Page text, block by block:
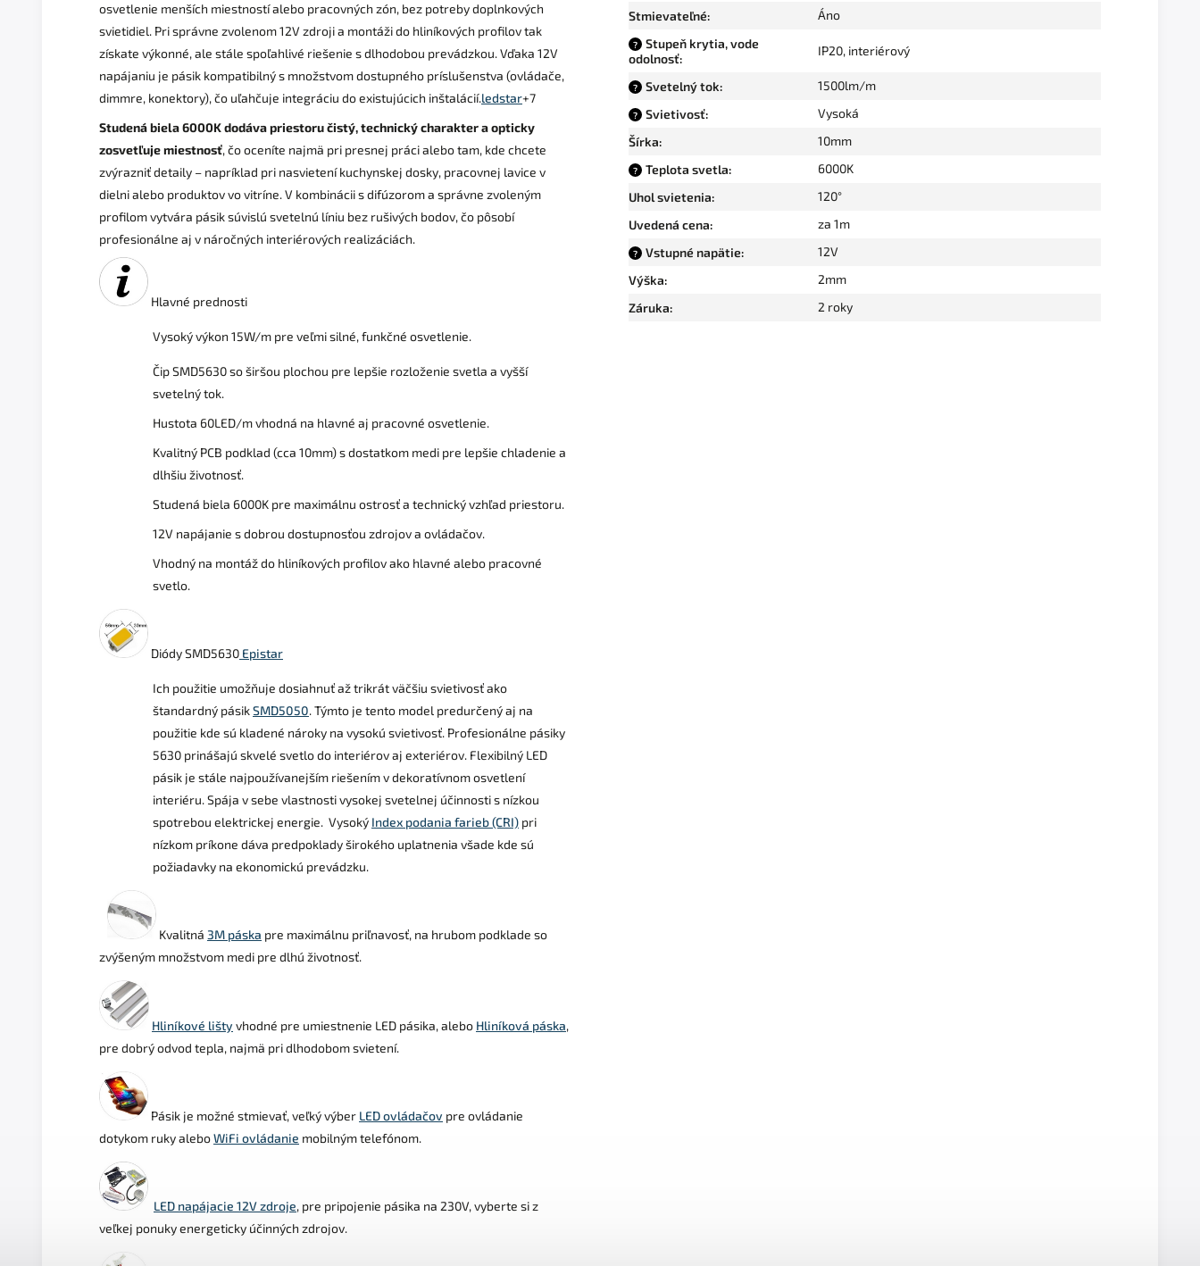
osvetlenie menších miestností alebo pracovných zón, bez potreby doplnkových
svietidiel. Pri správne zvolenom 12V zdroji a montáži do hliníkových profilov tak
získate výkonné, ale stále spoľahlivé riešenie s dlhodobou prevádzkou. Vďaka 12V
napájaniu je pásik kompatibilný s množstvom dostupného príslušenstva (ovládače,
dimmre, konektory), čo uľahčuje integráciu do existujúcich inštalácií.ledstar+7
Studená biela 6000K dodáva priestoru čistý, technický charakter a opticky
zosvetľuje miestnosť, čo oceníte najmä pri presnej práci alebo tam, kde chcete
zvýrazniť detaily – napríklad pri nasvietení kuchynskej dosky, pracovnej lavice v
dielni alebo produktov vo vitríne. V kombinácii s difúzorom a správne zvoleným
profilom vytvára pásik súvislú svetelnú líniu bez rušivých bodov, čo pôsobí
profesionálne aj v náročných interiérových realizáciách.
Hlavné prednosti
Vysoký výkon 15W/m pre veľmi silné, funkčné osvetlenie.
Čip SMD5630 so širšou plochou pre lepšie rozloženie svetla a vyšší
svetelný tok.
Hustota 60LED/m vhodná na hlavné aj pracovné osvetlenie.
Kvalitný PCB podklad (cca 10mm) s dostatkom medi pre lepšie chladenie a
dlhšiu životnosť.
Studená biela 6000K pre maximálnu ostrosť a technický vzhľad priestoru.
12V napájanie s dobrou dostupnosťou zdrojov a ovládačov.
Vhodný na montáž do hliníkových profilov ako hlavné alebo pracovné
svetlo.
Diódy SMD5630 Epistar
Ich použitie umožňuje dosiahnuť až trikrát väčšiu svietivosť ako
štandardný pásikSMD5050. Týmto je tento model predurčený aj na
použitie kde sú kladené nároky na vysokú svietivosť. Profesionálne pásiky
5630 prinášajú skvelé svetlo do interiérov aj exteriérov. Flexibilný LED
pásik je stále najpoužívanejším riešením v dekoratívnom osvetlení
interiéru. Spája v sebe vlastnosti vysokej svetelnej účinnosti s nízkou
spotrebou elektrickej energie. Vysoký Index podania farieb (CRI) pri
nízkom príkone dáva predpoklady širokého uplatnenia všade kde sú
požiadavky na ekonomickú prevádzku.
Kvalitná 3M páska pre maximálnu priľnavosť, na hrubom podklade so
zvýšeným množstvom medi pre dlhú životnosť.
Hliníkové lišty vhodné pre umiestnenie LED pásika, alebo Hliníková páska,
pre dobrý odvod tepla, najmä pri dlhodobom svietení.
Pásik je možné stmievať, veľký výber LED ovládačov pre ovládanie
dotykom ruky aleboWiFi ovládanie mobilným telefónom.
LED napájacie 12V zdroje, pre pripojenie pásika na 230V, vyberte si z
veľkej ponukyenergeticky účinných zdrojov.
Stmievateľné: Áno
?
Stupeň krytia, vode
odolnosť:
IP20, interiérový
? Svetelný tok: 1500lm/m
? Svietivosť:
Vysoká
Šírka: 10mm
? Teplota svetla:
6000K
Uhol svietenia:
120°
Uvedená cena: za 1m
? Vstupné napätie:
12V
Výška:
2mm
Záruka: 2 roky